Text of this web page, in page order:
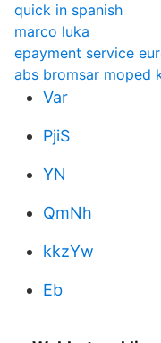
quick in spanish
marco luka
epayment service
abs bromsar moped
Var
PjiS
YN
QmNh
kkzYw
Eb